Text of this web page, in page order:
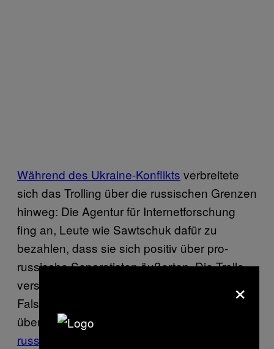
Während des Ukraine-Konflikts verbreitete
sich das Trolling über die russischen Grenzen
hinweg: Die Agentur für Internetforschung
fing an, Leute wie Sawtschuk dafür zu
bezahlen, dass sie sich positiv über pro-
russische Separatisten äußerten. Die Trolle
versuchten auch, das Internet mit
Falschnachrichten und Fehlinformation zu
überfluten, um
russischen Regierung
×